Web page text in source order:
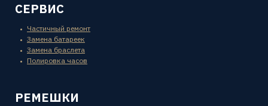
СЕРВИС
Частичный ремонт
Замена батареек
Замена браслета
Полировка часов
РЕМЕШКИ